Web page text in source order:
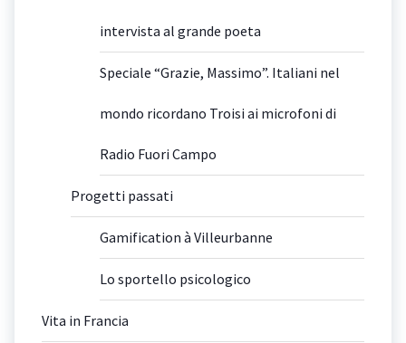
intervista al grande poeta
Speciale “Grazie, Massimo”. Italiani nel
mondo ricordano Troisi ai microfoni di
Radio Fuori Campo
Progetti passati
Gamification à Villeurbanne
Lo sportello psicologico
Vita in Francia